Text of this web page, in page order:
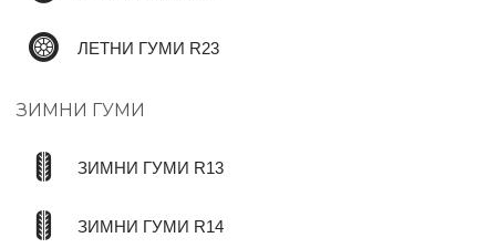
ЛЕТНИ ГУМИ R23
ЗИМНИ ГУМИ
ЗИМНИ ГУМИ R13
ЗИМНИ ГУМИ R14